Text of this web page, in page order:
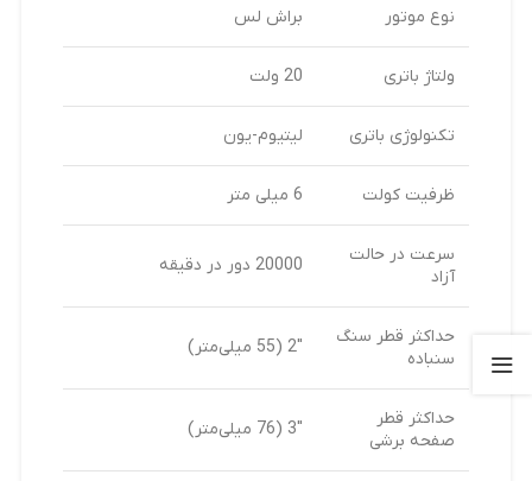
نوع موتور براش لس
ولتاژ باتری 20 ولت
تکنولوژی باتری لیتیوم-یون
ظرفیت کولت 6 میلی ‌متر
سرعت در حالت
آزاد
20000 دور در دقیقه
حداکثر قطر سنگ
سنباده
2″ (55 میلی‌متر)
حداکثر قطر
صفحه برشی
3″ (76 میلی‌متر)